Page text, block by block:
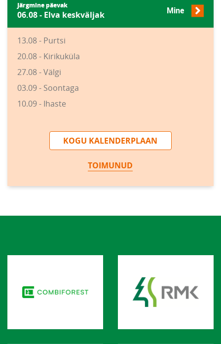
Järgmine päevak
06.08 - Elva keskväljak Mine
13.08 - Purtsi
20.08 - Kirikuküla
27.08 - Välgi
03.09 - Soontaga
10.09 - Ihaste
KOGU KALENDERPLAAN
TOIMUNUD